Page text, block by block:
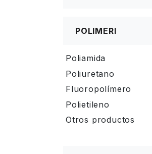
POLIMERI
Poliamida
Poliuretano
Fluoropolímero
Polietileno
Otros productos